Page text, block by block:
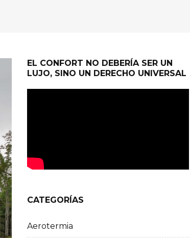
EL CONFORT NO DEBERÍA SER UN
LUJO, SINO UN DERECHO UNIVERSAL
CATEGORÍAS
Aerotermia